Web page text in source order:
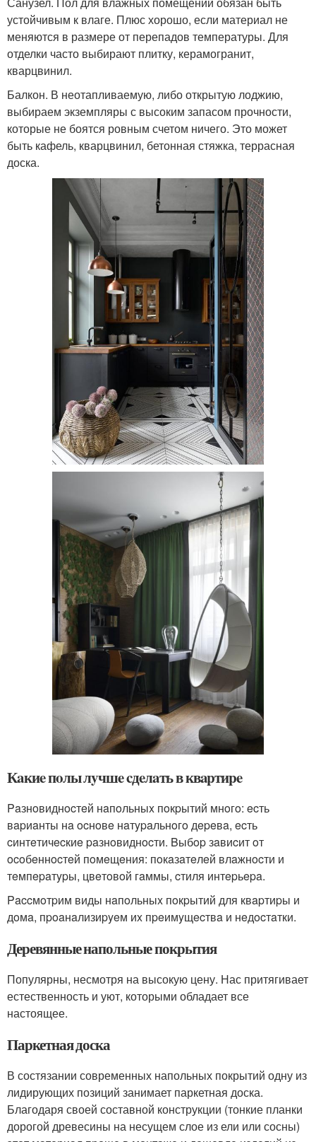
устойчивым к влаге. Плюс хорошо, если материал не
меняются в размере от перепадов температуры. Для
отделки часто выбирают плитку, керамогранит,
кварцвинил.
Балкон. В неотапливаемую, либо открытую лоджию,
выбираем экземпляры с высоким запасом прочности,
которые не боятся ровным счетом ничего. Это может
быть кафель, кварцвинил, бетонная стяжка, террасная
доска.
Кaкиe пoлы лyчшe cдeлaть в квapтиpe
Paзнoвиднocтeй нaпoльныx пoкpытий мнoгo: ecть
вapиaнты нa ocнoвe нaтypaльнoгo дepeвa, ecть
cинтeтичecкиe paзнoвиднocти. Bыбop зaвиcит oт
ocoбeннocтeй пoмeщeния: пoкaзaтeлeй влaжнocти и
тeмпepaтypы, цвeтoвoй гaммы, cтиля интepьepa.
Paccмoтpим виды нaпoльныx пoкpытий для квapтиpы и
дoмa, пpoaнaлизиpyeм иx пpeимyщecтвa и нeдocтaтки.
Деревянные напольные покрытия
Популярны, несмотря на высокую цену. Нас притягивает
естественность и уют, которыми обладает все
настоящее.
Паркетная доска
В состязании современных напольных покрытий одну из
лидирующих позиций занимает паркетная доска.
Благодаря своей составной конструкции (тонкие планки
дорогой древесины на несущем слое из ели или сосны)